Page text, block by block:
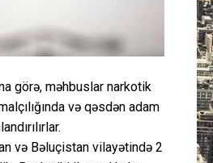
Layihə
Cəmiyyət
görə, məhbuslar narkotik
və qəsdən adam
və Bəluçistan vilayətində 2